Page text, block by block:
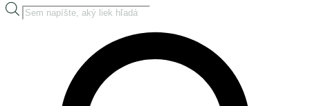
Products
search